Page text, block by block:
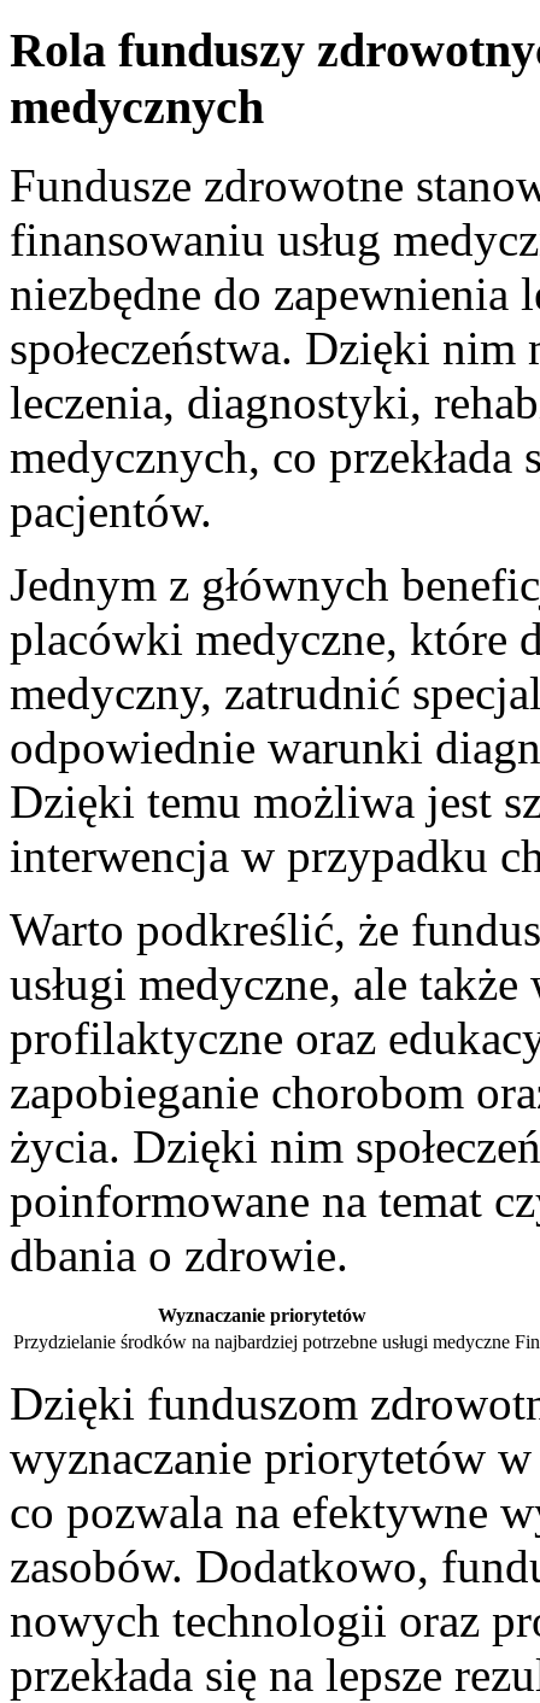
Rola ⁤funduszy
‍medycznych
Fundusze⁢ zdrowotne
finansowaniu usług
niezbędne do
społeczeństwa. Dzięki
leczenia, diagnostyki,
‌medycznych, co‍
pacjentów.
Jednym z głównych
placówki ‍medyczne, które‌
medyczny, zatrudnić
odpowiednie warunki
Dzięki ⁢temu‌ możliwa jest
interwencja w przypadku
Warto podkreślić, że
usługi⁤ medyczne, ‌ale
profilaktyczne oraz⁣
zapobieganie chorobom
życia. Dzięki nim
poinformowane na temat
dbania o zdrowie.
Wyznaczanie ​priorytetów
Przydzielanie środków na najbardziej⁣ potrzebne usługi medyczne
Dzięki funduszom
wyznaczanie priorytetów‍
‍co pozwala na efektywne
zasobów. Dodatkowo,
nowych ⁣technologii oraz
przekłada się ‍na lepsze⁢